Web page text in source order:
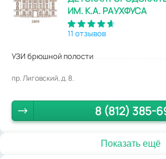
ИМ. К.А. РАУХФУСА
11 отзывов
УЗИ брюшной полости
пр. Лиговский, д. 8.
8 (812) 385-
Показать ещё